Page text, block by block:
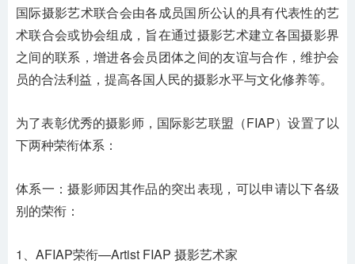
国际摄影艺术联合会由各成员国所公认的具有代表性的艺
术联合会或协会组成，旨在通过摄影艺术建立各国摄影界
之间的联系，增进各会员团体之间的友谊与合作，维护会
员的合法利益，提高各国人民的摄影水平与文化修养等。
为了表彰优秀的摄影师，国际影艺联盟（FIAP）设置了以
下两种荣衔体系：
体系一：摄影师因其作品的突出表现，可以申请以下各级
别的荣衔：
1、AFIAP荣衔—Artist FIAP 摄影艺术家